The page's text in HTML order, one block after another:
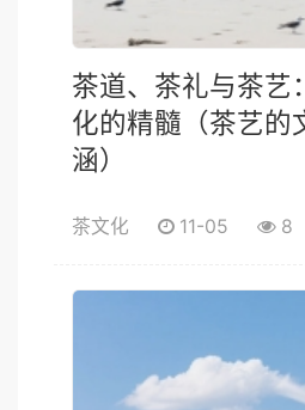
茶道、茶礼与茶艺
化的精髓（茶艺的
涵）
茶文化 11-05 8